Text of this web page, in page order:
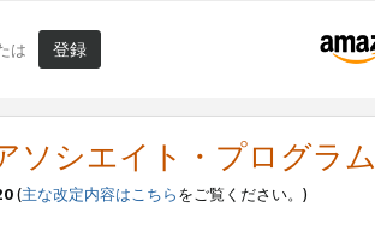
は 登録
ソシエイト・プログラ
(主な改定内容はこちらをご覧ください。)